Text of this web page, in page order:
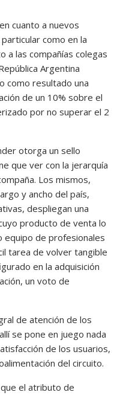
cuanto a nuevos
como en la
a las compañías colegas
Argentina
como resultado una
de un 10% sobre el
por no superar el 2
otorga un sello
que ver con la jerarquía
Los mismos,
y ancho del país,
despliegan una
producto de venta lo
equipo de profesionales
tarea de volver tangible
en la adquisición
un voto de
de atención de los
se pone en juego nada
de los usuarios,
del circuito.
el atributo de